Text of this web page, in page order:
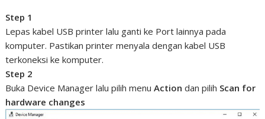
Step 1
Lepas kabel USB printer lalu ganti ke Port lainnya pada
komputer. Pastikan printer menyala dengan kabel USB
terkoneksi ke komputer.
Step 2
Buka Device Manager lalu pilih menuAction dan pilih Scan for
hardware changes